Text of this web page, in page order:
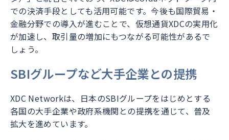
での決済手段としても活用可能です。今後も国際貿易・
金融分野での導入が進むことで、仮想通貨XDCの実用化
が加速し、取引量の増加にもつながる可能性があるで
しょう。
SBIグループなど大手企業との提携
XDC Networkは、日本のSBIグループをはじめとする
各国の大手企業や政府系機関との提携を通じて、普及
拡大を進めています。